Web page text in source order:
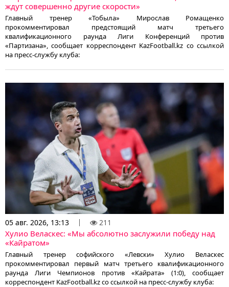
ждут совершенно другие скорости»
Главный тренер «Тобыла» Мирослав Ромащенко
прокомментировал предстоящий матч третьего
квалификационного раунда Лиги Конференций против
«Партизана», сообщает корреспондент KazFootball.kz со ссылкой
на пресс-службу клуба:
05 авг. 2026, 13:13 211
Хулио Веласкес: «Мы абсолютно заслужили победу над
«Кайратом»
Главный тренер софийского «Левски» Хулио Веласкес
прокомментировал первый матч третьего квалификационного
раунда Лиги Чемпионов против «Кайрата» (1:0), сообщает
корреспондент KazFootball.kz со ссылкой на пресс-службу клуба: